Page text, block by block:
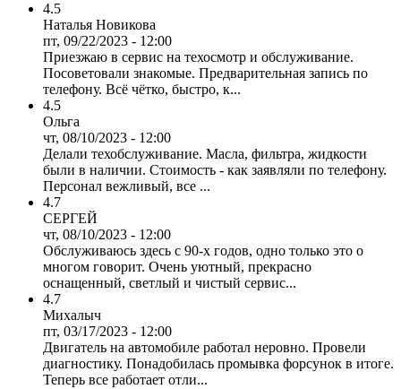
4.5
Наталья Новикова
пт, 09/22/2023 - 12:00
Приезжаю в сервис на техосмотр и обслуживание.
Посоветовали знакомые. Предварительная запись по
телефону. Всё чётко, быстро, к...
4.5
Ольга
чт, 08/10/2023 - 12:00
Делали техобслуживание. Масла, фильтра, жидкости
были в наличии. Стоимость - как заявляли по телефону.
Персонал вежливый, все ...
4.7
СЕРГЕЙ
чт, 08/10/2023 - 12:00
Обслуживаюсь здесь с 90-х годов, одно только это о
многом говорит. Очень уютный, прекрасно
оснащенный, светлый и чистый сервис...
4.7
Михалыч
пт, 03/17/2023 - 12:00
Двигатель на автомобиле работал неровно. Провели
диагностику. Понадобилась промывка форсунок в итоге.
Теперь все работает отли...